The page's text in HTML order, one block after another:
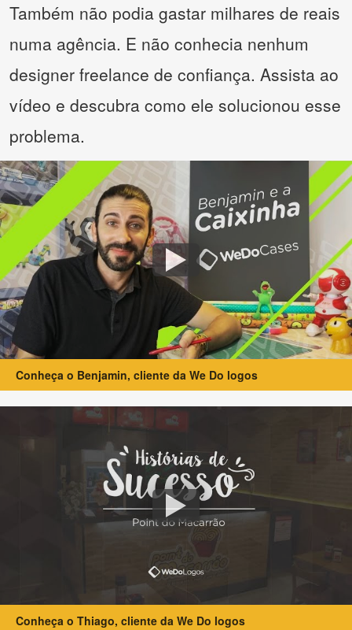
Também não podia gastar milhares de reais
numa agência. E não conhecia nenhum
designer freelance de confiança. Assista ao
vídeo e descubra como ele solucionou esse
problema.
Conheça o Benjamin, cliente da We Do logos
Conheça o Thiago, cliente da We Do logos